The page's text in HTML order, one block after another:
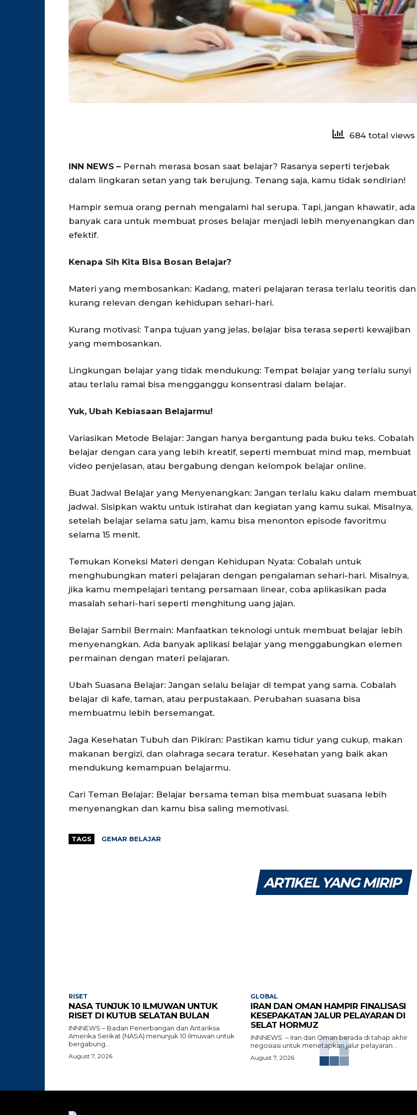
684 total views
INN NEWS – Pernah merasa bosan saat belajar? Rasanya seperti terjebak
dalam lingkaran setan yang tak berujung. Tenang saja, kamu tidak sendirian!
Hampir semua orang pernah mengalami hal serupa. Tapi, jangan khawatir, ada
banyak cara untuk membuat proses belajar menjadi lebih menyenangkan dan
efektif.
Kenapa Sih Kita Bisa Bosan Belajar?
Materi yang membosankan: Kadang, materi pelajaran terasa terlalu teoritis dan
kurang relevan dengan kehidupan sehari-hari.
Kurang motivasi: Tanpa tujuan yang jelas, belajar bisa terasa seperti kewajiban
yang membosankan.
Lingkungan belajar yang tidak mendukung: Tempat belajar yang terlalu sunyi
atau terlalu ramai bisa mengganggu konsentrasi dalam belajar.
Yuk, Ubah Kebiasaan Belajarmu!
Variasikan Metode Belajar: Jangan hanya bergantung pada buku teks. Cobalah
belajar dengan cara yang lebih kreatif, seperti membuat mind map, membuat
video penjelasan, atau bergabung dengan kelompok belajar online.
Buat Jadwal Belajar yang Menyenangkan: Jangan terlalu kaku dalam membuat
jadwal. Sisipkan waktu untuk istirahat dan kegiatan yang kamu sukai. Misalnya,
setelah belajar selama satu jam, kamu bisa menonton episode favoritmu
selama 15 menit.
Temukan Koneksi Materi dengan Kehidupan Nyata: Cobalah untuk
menghubungkan materi pelajaran dengan pengalaman sehari-hari. Misalnya,
jika kamu mempelajari tentang persamaan linear, coba aplikasikan pada
masalah sehari-hari seperti menghitung uang jajan.
Belajar Sambil Bermain: Manfaatkan teknologi untuk membuat belajar lebih
menyenangkan. Ada banyak aplikasi belajar yang menggabungkan elemen
permainan dengan materi pelajaran.
Ubah Suasana Belajar: Jangan selalu belajar di tempat yang sama. Cobalah
belajar di kafe, taman, atau perpustakaan. Perubahan suasana bisa
membuatmu lebih bersemangat.
Jaga Kesehatan Tubuh dan Pikiran: Pastikan kamu tidur yang cukup, makan
makanan bergizi, dan olahraga secara teratur. Kesehatan yang baik akan
mendukung kemampuan belajarmu.
Cari Teman Belajar: Belajar bersama teman bisa membuat suasana lebih
menyenangkan dan kamu bisa saling memotivasi.
TAGS GEMAR BELAJAR
ARTIKEL YANG MIRIP
RISET
NASA TUNJUK 10 ILMUWAN UNTUK
RISET DI KUTUB SELATAN BULAN
INNNEWS – Badan Penerbangan dan Antariksa
Amerika Serikat (NASA) menunjuk 10 ilmuwan untuk
bergabung...
August 7, 2026
GLOBAL
IRAN DAN OMAN HAMPIR FINALISASI
KESEPAKATAN JALUR PELAYARAN DI
SELAT HORMUZ
INNNEWS – Iran dan Oman berada di tahap akhir
negosiasi untuk menetapkan jalur pelayaran...
August 7, 2026